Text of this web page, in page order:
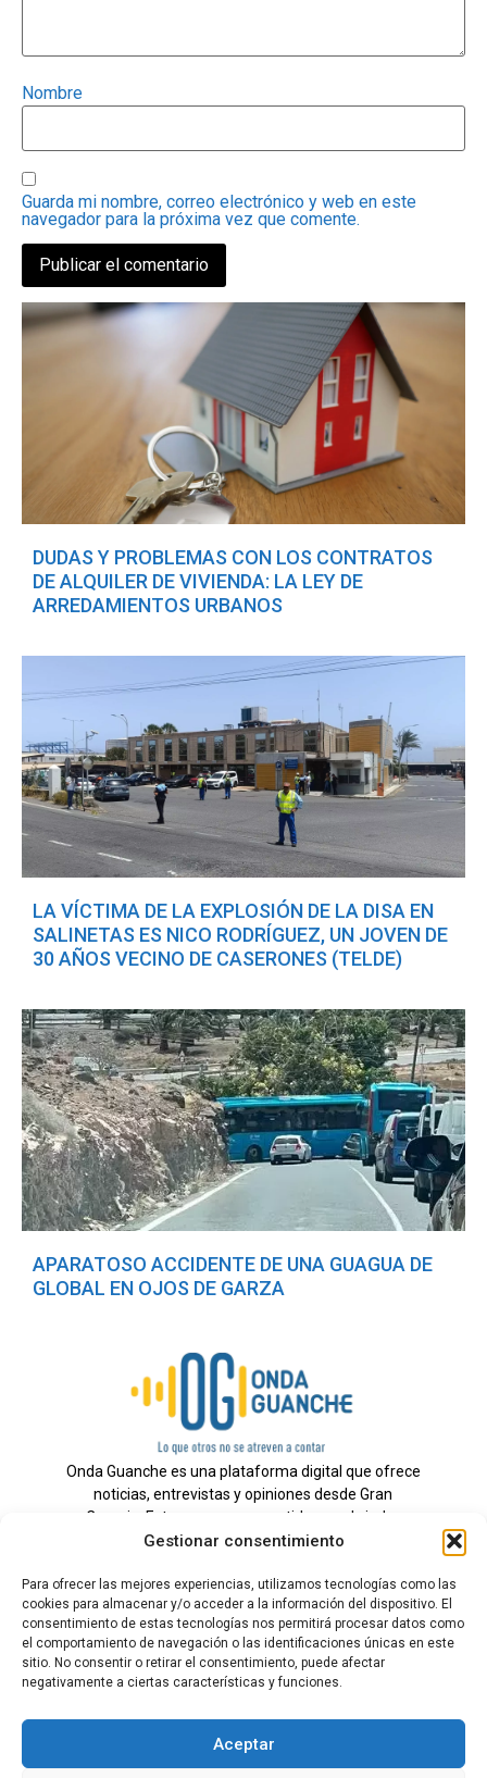
Gestionar consentimiento
Para ofrecer las mejores experiencias, utilizamos tecnologías como las
cookies para almacenar y/o acceder a la información del dispositivo. El
consentimiento de estas tecnologías nos permitirá procesar datos como
el comportamiento de navegación o las identificaciones únicas en este
sitio. No consentir o retirar el consentimiento, puede afectar
negativamente a ciertas características y funciones.
Aceptar
Nombre
Guarda mi nombre, correo electrónico y web en este
navegador para la próxima vez que comente.
DUDAS Y PROBLEMAS CON LOS CONTRATOS
DE ALQUILER DE VIVIENDA: LA LEY DE
ARREDAMIENTOS URBANOS
LA VÍCTIMA DE LA EXPLOSIÓN DE LA DISA EN
SALINETAS ES NICO RODRÍGUEZ, UN JOVEN DE
30 AÑOS VECINO DE CASERONES (TELDE)
APARATOSO ACCIDENTE DE UNA GUAGUA DE
GLOBAL EN OJOS DE GARZA
Onda Guanche es una plataforma digital que ofrece
noticias, entrevistas y opiniones desde Gran
Canaria. Estamos comprometidos con brindar
información veraz y un periodismo independiente a
Todos los derechos reservados.
Radio
Contacto
Aviso Legal